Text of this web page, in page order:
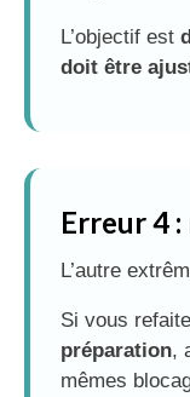
L’objectif est
doit être
Erreur 4
L’autre
Si vous
préparation,
mêmes